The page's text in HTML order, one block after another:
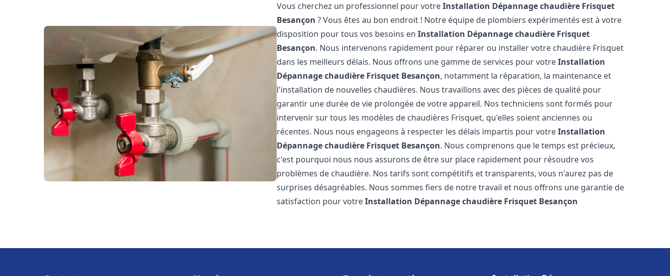
Vous cherchez un professionnel pour votreInstallation Dépannage chaudière Frisquet
Besançon ? Vous êtes au bon endroit ! Notre équipe de plombiers expérimentés est à votre
disposition pour tous vos besoins enInstallation Dépannage chaudière Frisquet
Besançon. Nous intervenons rapidement pour réparer ou installer votre chaudière Frisquet
dans les meilleurs délais. Nous offrons une gamme de services pour votreInstallation
Dépannage chaudière Frisquet Besançon, notamment la réparation, la maintenance et
l'installation de nouvelles chaudières. Nous travaillons avec des pièces de qualité pour
garantir une durée de vie prolongée de votre appareil. Nos techniciens sont formés pour
intervenir sur tous les modèles de chaudières Frisquet, qu'elles soient anciennes ou
récentes. Nous nous engageons à respecter les délais impartis pour votreInstallation
Dépannage chaudière Frisquet Besançon. Nous comprenons que le temps est précieux,
c'est pourquoi nous nous assurons de être sur place rapidement pour résoudre vos
problèmes de chaudière. Nos tarifs sont compétitifs et transparents, vous n'aurez pas de
surprises désagréables. Nous sommes fiers de notre travail et nous offrons une garantie de
satisfaction pour votreInstallation Dépannage chaudière Frisquet Besançon